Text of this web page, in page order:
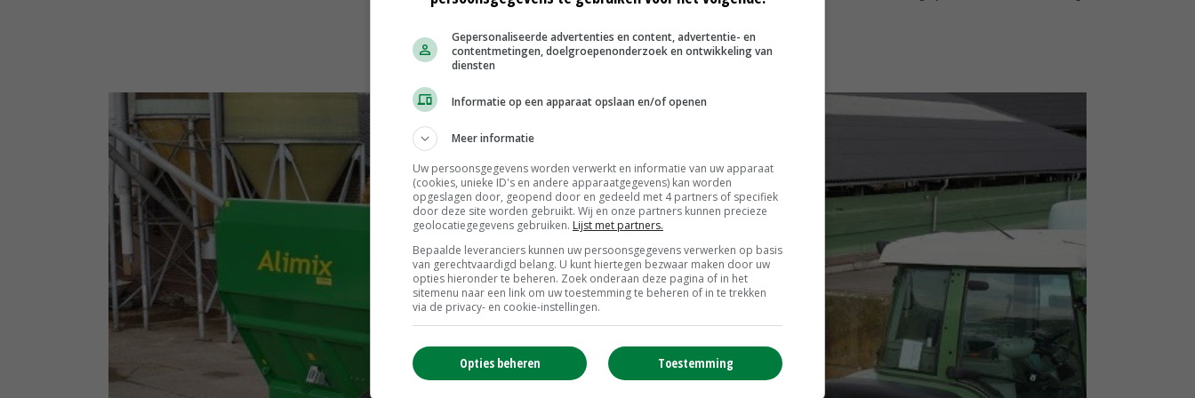
om de voermengwagens vakkundig en snel van onderhoud te voorzien.'
Website
Gepersonaliseerde advertenties en content, advertentie- en
contentmetingen, doelgroepenonderzoek en ontwikkeling van
diensten
Informatie op een apparaat opslaan en/of openen
Meer informatie
Uw persoonsgegevens worden verwerkt en informatie van uw apparaat
(cookies, unieke ID's en andere apparaatgegevens) kan worden
opgeslagen door, geopend door en gedeeld met 4 partners of specifiek
door deze site worden gebruikt. Wij en onze partners kunnen precieze
geolocatiegegevens gebruiken. Lijst met partners.
Bepaalde leveranciers kunnen uw persoonsgegevens verwerken op basis
van gerechtvaardigd belang. U kunt hiertegen bezwaar maken door uw
opties hieronder te beheren. Zoek onderaan deze pagina of in het
sitemenu naar een link om uw toestemming te beheren of in te trekken
via de privacy- en cookie-instellingen.
Toestemming
Opties beheren